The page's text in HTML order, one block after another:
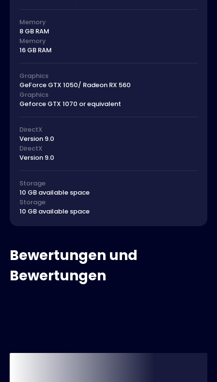
Memory
8 GB RAM
Memory
16 GB RAM
Graphics
GeForce GTX 1050/ Radeon RX 560
Graphics
Geforce GTX 1070 or equivalent
DirectX
Version 9.0
DirectX
Version 9.0
Storage
10 GB available space
Storage
10 GB available space
Bewertungen und
Bewertungen